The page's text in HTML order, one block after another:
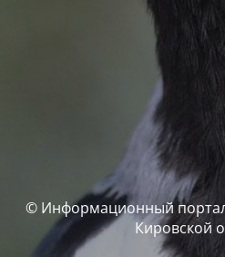
© Информационный
Кировской